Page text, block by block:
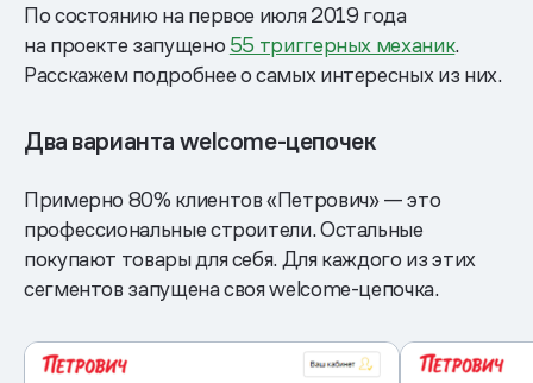
По состоянию на первое июля 2019 года
на проекте запущено 55 триггерных механик.
Расскажем подробнее о самых интересных из них.
Два варианта welcome-цепочек
Примерно 80% клиентов «Петрович» — это
профессиональные строители. Остальные
покупают товары для себя. Для каждого из этих
сегментов запущена своя welcome-цепочка.